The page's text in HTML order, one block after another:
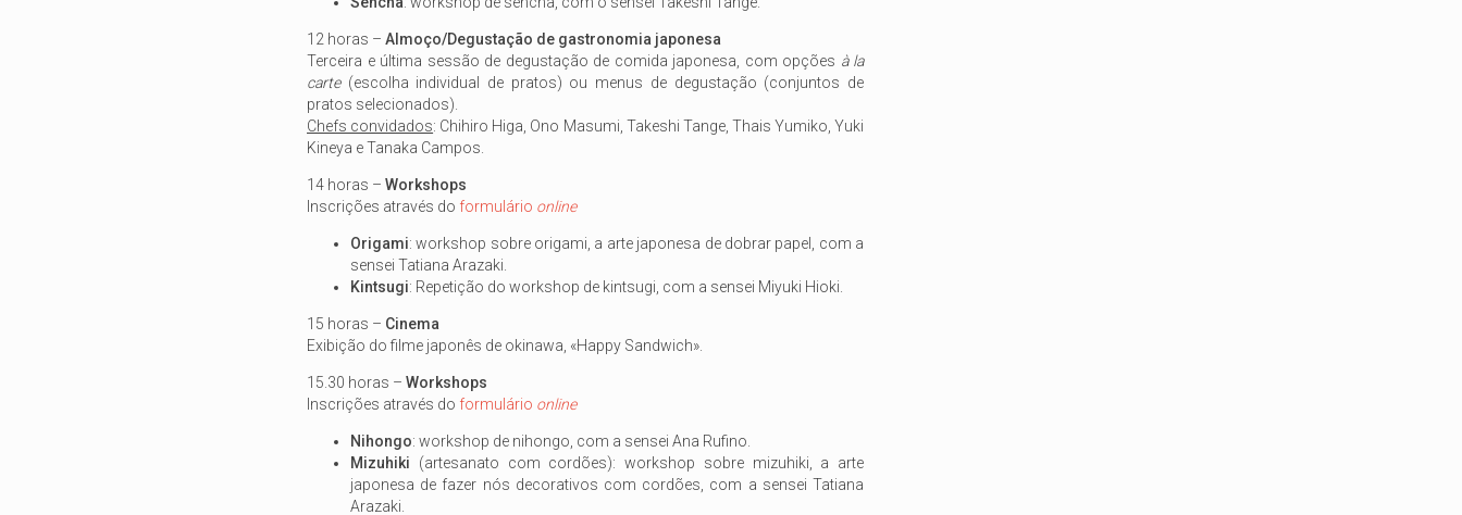
12 horas – Almoço/Degustação de gastronomia japonesa
Terceira e última sessão de degustação de comida japonesa, com opções à la
carte(escolha individual de pratos) ou menus de degustação (conjuntos de
pratos selecionados).
Chefs convidados: Chihiro Higa, Ono Masumi, Takeshi Tange, Thais Yumiko, Yuki
Kineya e Tanaka Campos.
14 horas – Workshops
Inscrições através do formulário online
Origami: workshop sobre origami, a arte japonesa de dobrar papel, com a
sensei Tatiana Arazaki.
Kintsugi: Repetição do workshop de kintsugi, com a sensei Miyuki Hioki.
15 horas – Cinema
Exibição do filme japonês de okinawa, «Happy Sandwich».
15.30 horas – Workshops
Inscrições através do formulário online
Nihongo: workshop de nihongo, com a sensei Ana Rufino.
Mizuhiki (artesanato com cordões): workshop sobre mizuhiki, a arte
japonesa de fazer nós decorativos com cordões, com a sensei Tatiana
Arazaki.